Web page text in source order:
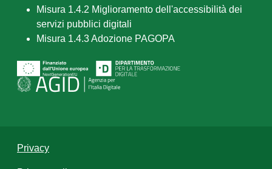
Misura 1.4.2 Miglioramento dell'accessibilità dei
servizi pubblici digitali
Misura 1.4.3 Adozione PAGOPA
Privacy